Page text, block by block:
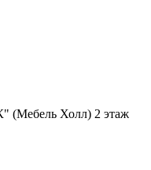
(Мебель Холл) 2 этаж